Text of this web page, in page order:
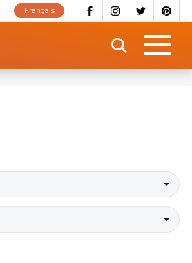
Français